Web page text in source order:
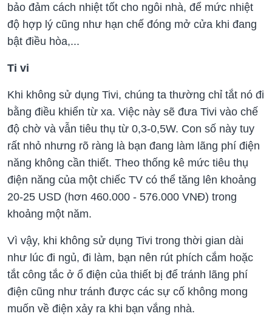
bảo đảm cách nhiệt tốt cho ngôi nhà, để mức nhiệt
độ hợp lý cũng như hạn chế đóng mở cửa khi đang
bật điều hòa,...
Ti vi
Khi không sử dụng Tivi, chúng ta thường chỉ tắt nó đi
bằng điều khiển từ xa. Việc này sẽ đưa Tivi vào chế
độ chờ và vẫn tiêu thụ từ 0,3-0,5W. Con số này tuy
rất nhỏ nhưng rõ ràng là bạn đang làm lãng phí điện
năng không cần thiết. Theo thống kê mức tiêu thụ
điện năng của một chiếc TV có thể tăng lên khoảng
20-25 USD (hơn 460.000 - 576.000 VNĐ) trong
khoảng một năm.
Vì vậy, khi không sử dụng Tivi trong thời gian dài
như lúc đi ngủ, đi làm, bạn nên rút phích cắm hoặc
tắt công tắc ở ổ điện của thiết bị để tránh lãng phí
điện cũng như tránh được các sự cố không mong
muốn về điện xảy ra khi bạn vắng nhà.